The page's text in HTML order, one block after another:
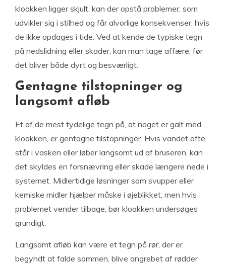
kloakken ligger skjult, kan der opstå problemer, som
udvikler sig i stilhed og får alvorlige konsekvenser, hvis
de ikke opdages i tide. Ved at kende de typiske tegn
på nedslidning eller skader, kan man tage affære, før
det bliver både dyrt og besværligt.
Gentagne tilstopninger og
langsomt afløb
Et af de mest tydelige tegn på, at noget er galt med
kloakken, er gentagne tilstopninger. Hvis vandet ofte
står i vasken eller løber langsomt ud af bruseren, kan
det skyldes en forsnævring eller skade længere nede i
systemet. Midlertidige løsninger som svupper eller
kemiske midler hjælper måske i øjeblikket, men hvis
problemet vender tilbage, bør kloakken undersøges
grundigt.
Langsomt afløb kan være et tegn på rør, der er
begyndt at falde sammen, blive angrebet af rødder